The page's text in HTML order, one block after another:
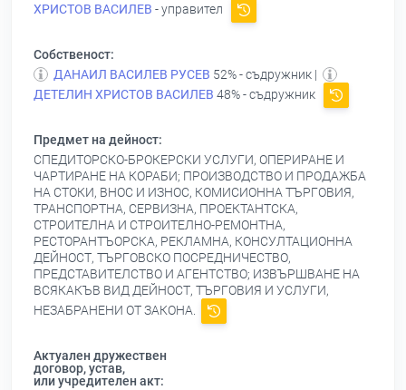
ХРИСТОВ ВАСИЛЕВ - управител
Собственост:
ДАНАИЛ ВАСИЛЕВ РУСЕВ 52% - съдружник |
ДЕТЕЛИН ХРИСТОВ ВАСИЛЕВ 48% - съдружник
Предмет на дейност:
СПЕДИТОРСКО-БРОКЕРСКИ УСЛУГИ, ОПЕРИРАНЕ И
ЧАРТИРАНЕ НА КОРАБИ; ПРОИЗВОДСТВО И ПРОДАЖБА
НА СТОКИ, ВНОС И ИЗНОС, КОМИСИОННА ТЪРГОВИЯ,
ТРАНСПОРТНА, СЕРВИЗНА, ПРОЕКТАНТСКА,
СТРОИТЕЛНА И СТРОИТЕЛНО-РЕМОНТНА,
РЕСТОРАНТЪОРСКА, РЕКЛАМНА, КОНСУЛТАЦИОННА
ДЕЙНОСТ, ТЪРГОВСКО ПОСРЕДНИЧЕСТВО,
ПРЕДСТАВИТЕЛСТВО И АГЕНТСТВО; ИЗВЪРШВАНЕ НА
ВСЯКАКЪВ ВИД ДЕЙНОСТ, ТЪРГОВИЯ И УСЛУГИ,
НЕЗАБРАНЕНИ ОТ ЗАКОНА.
Актуален дружествен
договор, устав,
или учредителен акт: